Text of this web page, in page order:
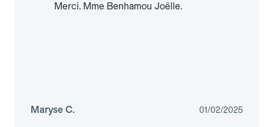
Merci. Mme Benhamou Joëlle.
Maryse C. 01/02/2025